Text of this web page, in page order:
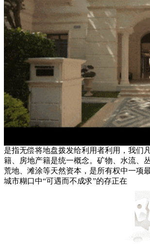
是指无偿将地盘拨发给利用者利用，我们
籍、房地产籍是统一概念。矿物、水流、
荒地、滩涂等天然资本，是所有权中一项
城市糊口中“可遇而不成求”的存正在